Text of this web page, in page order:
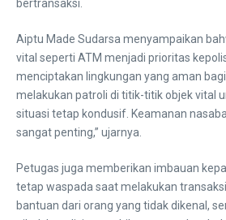
bertransaksi.
Aiptu Made Sudarsa menyampaikan
vital seperti ATM menjadi prioritas
menciptakan lingkungan yang aman
melakukan patroli di titik-titik objek vital
situasi tetap kondusif. Keamanan
sangat penting,” ujarnya.
Petugas juga memberikan imbauan
tetap waspada saat melakukan
bantuan dari orang yang tidak dikenal,